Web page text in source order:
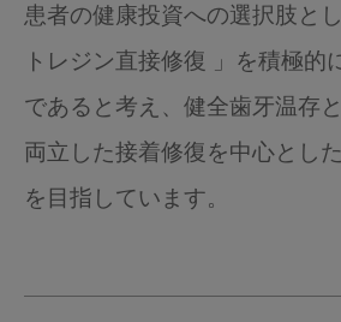
患者の健康投資への選択肢と
トレジン直接修復 」を積極的
であると考え、健全歯牙温存
両立した接着修復を中心とし
を目指しています。